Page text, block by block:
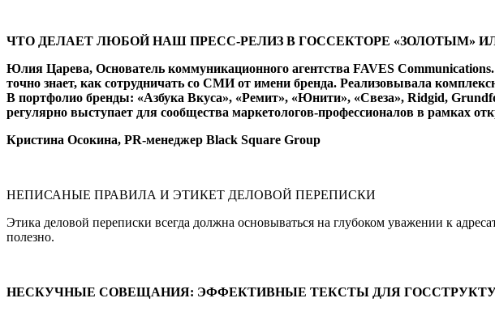
ЧТО ДЕЛАЕТ ЛЮБОЙ НАШ ПРЕСС-РЕЛИЗ В ГОССЕКТОРЕ «ЗОЛОТЫМ»
Юлия Царева, Основатель коммуникационного агентства FAVES Communications.
точно знает, как сотрудничать со СМИ от имени бренда. Реализовывала
В портфолио бренды: «Азбука Вкуса», «Ремит», «Юнити», «Свеза», Ridgid,
регулярно выступает для сообщества маркетологов-профессионалов в рамках
Кристина Осокина, PR-менеджер Black Square Group
НЕПИСАНЫЕ ПРАВИЛА И ЭТИКЕТ ДЕЛОВОЙ ПЕРЕПИСКИ
Этика деловой переписки всегда должна основываться на глубоком уважении к
полезно.
НЕСКУЧНЫЕ СОВЕЩАНИЯ: ЭФФЕКТИВНЫЕ ТЕКСТЫ ДЛЯ